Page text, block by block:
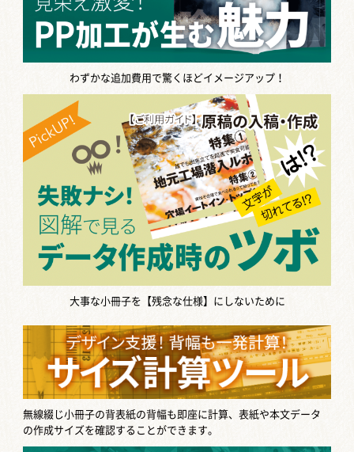
わずかな追加費用で驚くほどイメージアップ！
大事な小冊子を【残念な仕様】にしないために
無線綴じ小冊子の背表紙の背幅も即座に計算、表紙や本文データ
の作成サイズを確認することができます。